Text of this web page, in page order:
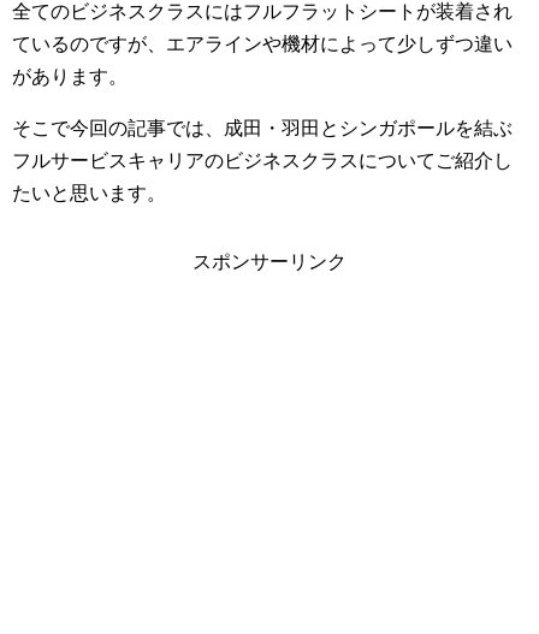
全てのビジネスクラスにはフルフラットシートが装着され
ているのですが、エアラインや機材によって少しずつ違い
があります。
そこで今回の記事では、成田・羽田とシンガポールを結ぶ
フルサービスキャリアのビジネスクラスについてご紹介し
たいと思います。
スポンサーリンク